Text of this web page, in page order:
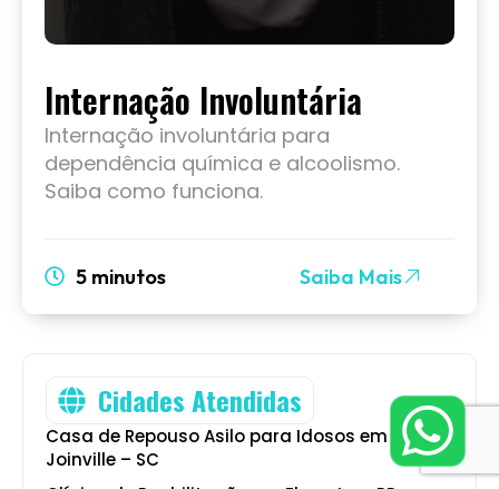
Cidades Atendidas
Casa de Repouso Asilo para Idosos em
Joinville – SC
Internação Involuntária
Internação involuntária para
dependência química e alcoolismo.
Saiba como funciona.
5 minutos Saiba Mais